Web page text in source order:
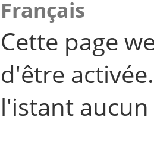
Français
Cette page
d'être
l'istant